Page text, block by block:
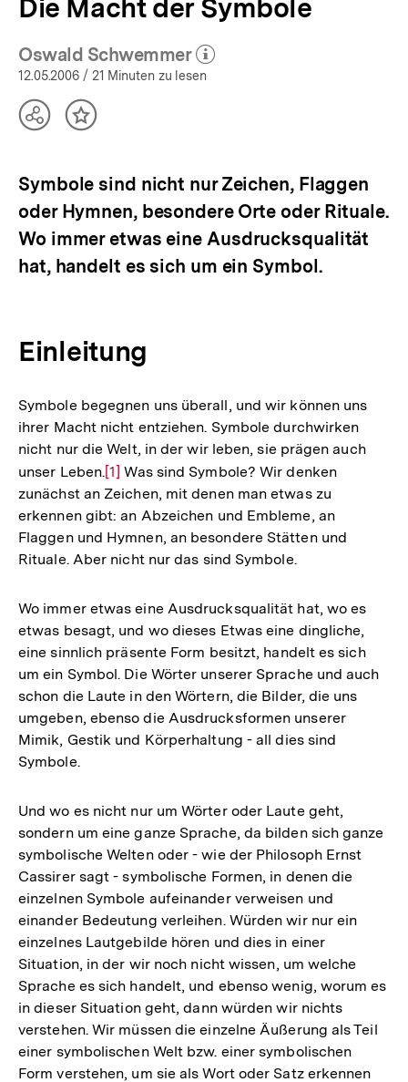
Die Macht der Symbole
Oswald Schwemmer
(Mehr zum Autor)
öffnen
12.05.2006 / 21 Minuten zu lesen
TeilenInhalt
Symbole sind nicht nur Zeichen, Flaggen
oder Hymnen, besondere Orte oder Rituale.
Wo immer etwas eine Ausdrucksqualität
hat, handelt es sich um ein Symbol.
Einleitung
Symbole begegnen uns überall, und wir können uns
ihrer Macht nicht entziehen. Symbole durchwirken
nicht nur die Welt, in der wir leben, sie prägen auch
unser Leben.Zur
Auflösung
der
Fußnote
[1] Was sind Symbole? Wir denken
zunächst an Zeichen, mit denen man etwas zu
erkennen gibt: an Abzeichen und Embleme, an
Flaggen und Hymnen, an besondere Stätten und
Rituale. Aber nicht nur das sind Symbole.
Wo immer etwas eine Ausdrucksqualität hat, wo es
etwas besagt, und wo dieses Etwas eine dingliche,
eine sinnlich präsente Form besitzt, handelt es sich
um ein Symbol. Die Wörter unserer Sprache und auch
schon die Laute in den Wörtern, die Bilder, die uns
umgeben, ebenso die Ausdrucksformen unserer
Mimik, Gestik und Körperhaltung - all dies sind
Symbole.
Und wo es nicht nur um Wörter oder Laute geht,
sondern um eine ganze Sprache, da bilden sich ganze
symbolische Welten oder - wie der Philosoph Ernst
Cassirer sagt - symbolische Formen, in denen die
einzelnen Symbole aufeinander verweisen und
einander Bedeutung verleihen. Würden wir nur ein
einzelnes Lautgebilde hören und dies in einer
Situation, in der wir noch nicht wissen, um welche
Sprache es sich handelt, und ebenso wenig, worum es
in dieser Situation geht, dann würden wir nichts
verstehen. Wir müssen die einzelne Äußerung als Teil
einer symbolischen Welt bzw. einer symbolischen
Form verstehen, um sie als Wort oder Satz erkennen